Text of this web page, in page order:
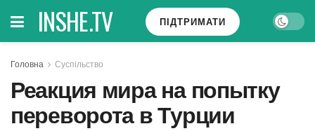
INSHE.TV ПІДТРИМАТИ
Головна Суспільство
Реакция мира на попытку
переворота в Турции